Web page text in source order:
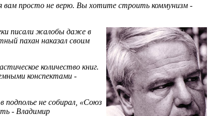
вам просто не верю. Вы хотите строить коммунизм -
писали жалобы даже в
пахан наказал своим
количество книг.
конспектами -
не собирал, «Союз
- Владимир